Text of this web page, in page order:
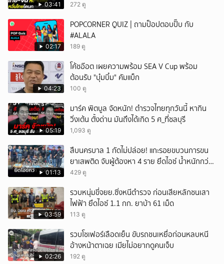
03:41 272 ดู
02:17
POPCORNER QUIZ | ถามป็อปตอบปั๊บ กับ
#ALALA
189 ดู
04:23
โค้ชอ๊อต เผยความพร้อม SEA V Cup พร้อม
ต้อนรับ "บุ๋มบิ๋ม" คัมแบ็ก
100 ดู
05:19
มาร์ค พิตบูล จัดหนัก! ตำรวจไทยทุกวันนี้ หากิน
วิ่งเต้น ตั้งด่าน มันถึงได้เกิด 5 ศ_ที่ชลบุรี
1,093 ดู
01:13
สืบนครบาล 1 กัดไม่ปล่อย! แกะรอยขบวนการขน
ยาเสพติด จับผู้ต้องหา 4 ราย ยึดไอซ์ น้ำหนักกว่า
300 กก. ก่อนเข้ากลางกรุง
429 ดู
03:59
รวบหนุ่มขี่จยย.ซิ่งหนีตำรวจ ก่อนเสียหลักชนเสา
ไฟฟ้า ยึดไอซ์ 1.1 กก. ยาบ้า 61 เม็ด
113 ดู
02:26
รวบโชเฟอร์เลือดเย็น ขับรถชนเหยื่อก่อนหลบหนี
อ้างหน้าตาเฉย เมียไม่อยากดูคนเจ็บ
192 ดู